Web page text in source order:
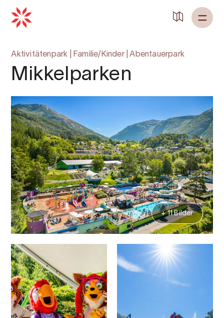
Aktivitätenpark Familie/Kinder|Abentauerpark
Mikkelparken
+ 11 Bilder